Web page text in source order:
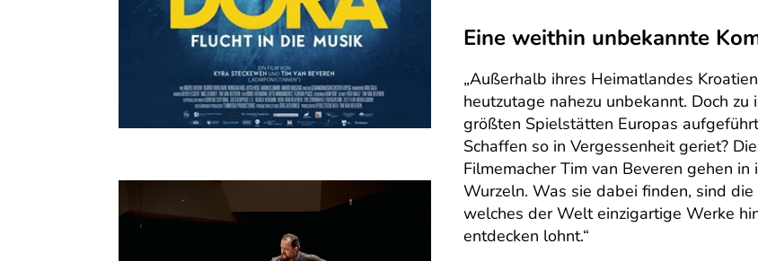
Eine weithin unbekannte
„Außerhalb ihres Heimatlandes
heutzutage nahezu unbekannt. Doch
größten Spielstätten Europas
Schaffen so in Vergessenheit geriet?
Filmemacher Tim van Beveren gehen
Wurzeln. Was sie dabei finden, sind
welches der Welt einzigartige Werke
entdecken lohnt.“